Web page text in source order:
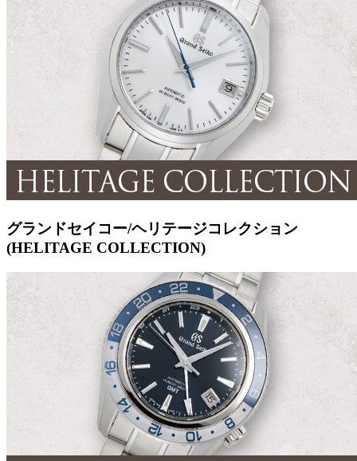
グランドセイコー/ヘリテージコレクション
(HELITAGE COLLECTION)